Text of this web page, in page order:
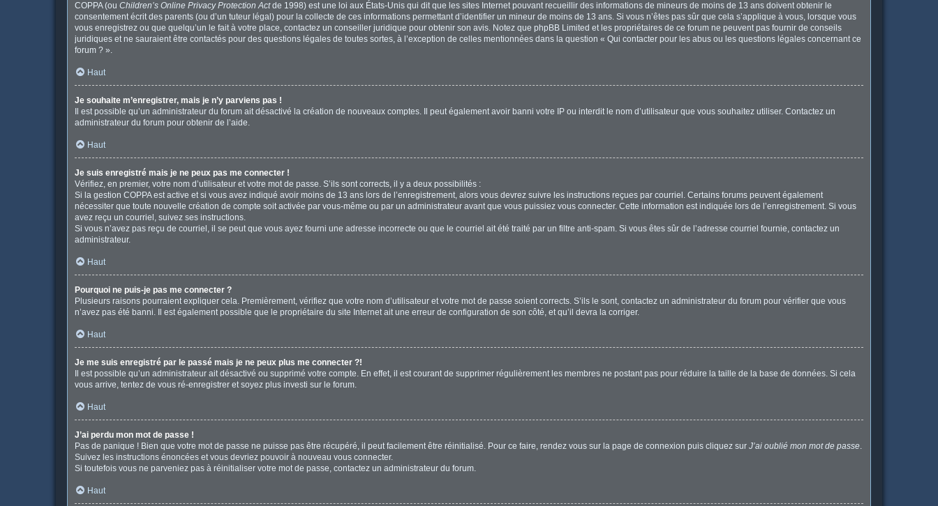
COPPA (ou Children’s Online Privacy Protection Actde 1998) est une loi aux États-Unis qui dit que les sites Internet pouvant recueillir des informations de mineurs de moins de 13 ans doivent obtenir le
consentement écrit des parents (ou d’un tuteur légal) pour la collecte de ces informations permettant d’identifier un mineur de moins de 13 ans. Si vous n’êtes pas sûr que cela s’applique à vous, lorsque vous
vous enregistrez ou que quelqu’un le fait à votre place, contactez un conseiller juridique pour obtenir son avis. Notez que phpBB Limited et les propriétaires de ce forum ne peuvent pas fournir de conseils
juridiques et ne sauraient être contactés pour des questions légales de toutes sortes, à l’exception de celles mentionnées dans la question « Qui contacter pour les abus ou les questions légales concernant ce
forum ? ».
Haut
Je souhaite m’enregistrer, mais je n’y parviens pas !
Il est possible qu’un administrateur du forum ait désactivé la création de nouveaux comptes. Il peut également avoir banni votre IP ou interdit le nom d’utilisateur que vous souhaitez utiliser. Contactez un
administrateur du forum pour obtenir de l’aide.
Haut
Je suis enregistré mais je ne peux pas me connecter !
Vérifiez, en premier, votre nom d’utilisateur et votre mot de passe. S’ils sont corrects, il y a deux possibilités :
Si la gestion COPPA est active et si vous avez indiqué avoir moins de 13 ans lors de l’enregistrement, alors vous devrez suivre les instructions reçues par courriel. Certains forums peuvent également
nécessiter que toute nouvelle création de compte soit activée par vous-même ou par un administrateur avant que vous puissiez vous connecter. Cette information est indiquée lors de l’enregistrement. Si vous
avez reçu un courriel, suivez ses instructions.
Si vous n’avez pas reçu de courriel, il se peut que vous ayez fourni une adresse incorrecte ou que le courriel ait été traité par un filtre anti-spam. Si vous êtes sûr de l’adresse courriel fournie, contactez un
administrateur.
Haut
Pourquoi ne puis-je pas me connecter ?
Plusieurs raisons pourraient expliquer cela. Premièrement, vérifiez que votre nom d’utilisateur et votre mot de passe soient corrects. S’ils le sont, contactez un administrateur du forum pour vérifier que vous
n’avez pas été banni. Il est également possible que le propriétaire du site Internet ait une erreur de configuration de son côté, et qu’il devra la corriger.
Haut
Je me suis enregistré par le passé mais je ne peux plus me connecter ?!
Il est possible qu’un administrateur ait désactivé ou supprimé votre compte. En effet, il est courant de supprimer régulièrement les membres ne postant pas pour réduire la taille de la base de données. Si cela
vous arrive, tentez de vous ré-enregistrer et soyez plus investi sur le forum.
Haut
J’ai perdu mon mot de passe !
Pas de panique ! Bien que votre mot de passe ne puisse pas être récupéré, il peut facilement être réinitialisé. Pour ce faire, rendez vous sur la page de connexion puis cliquez sur J’ai oublié mon mot de passe.
Suivez les instructions énoncées et vous devriez pouvoir à nouveau vous connecter.
Si toutefois vous ne parveniez pas à réinitialiser votre mot de passe, contactez un administrateur du forum.
Haut